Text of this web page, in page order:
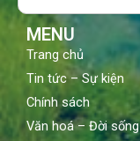
MENU
Trang chủ
Tin tức – Sự kiện
Chính sách
Văn hoá – Đời sống